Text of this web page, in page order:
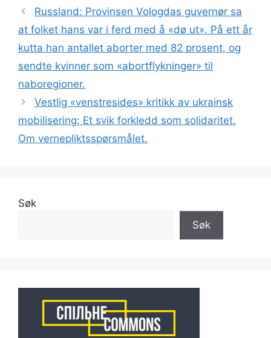
Russland: Provinsen Vologdas guvernør sa
at folket hans var i ferd med å «dø ut». På ett år
kutta han antallet aborter med 82 prosent, og
sendte kvinner som «abortflykninger» til
naboregioner.
Vestlig «venstresides» kritikk av ukrainsk
mobilisering; Et svik forkledd som solidaritet.
Om vernepliktsspørsmålet.
Søk
Søk